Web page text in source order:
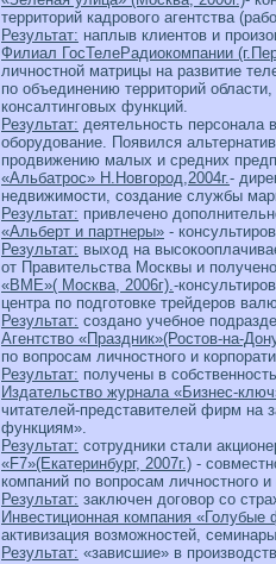
территорий кадрового агентства
Результат: наплыв клиентов и
Филиал ГосТелеРадиокомпании
личностной матрицы на развитие
по объединению территорий
консалтинговых функций.
Результат: деятельность персонала
оборудование. Появился
продвижению малых и средних
«Альбатрос» Н.Новгород,2004г.-
недвижимости, создание службы
Результат: привлечено
«Альберт и партнеры» -
Результат: выход на
от Правительства Москвы и
«ВМЕ»( Москва, 2006г).-
центра по подготовке трейдеров
Результат: создано учебное
Агентство «Праздник»(Ростов-на-
по вопросам личностного и
Результат: получены в
Издательство журнала «Бизнес-
читателей-представителей фирм на
функциям».
Результат: сотрудники стали
«F7»(Екатеринбург, 2007г.) -
компаний по вопросам личностного и
Результат: заключен договор со
Инвестиционная компания «Голубые
активизация возможностей,
Результат: «зависшие» в